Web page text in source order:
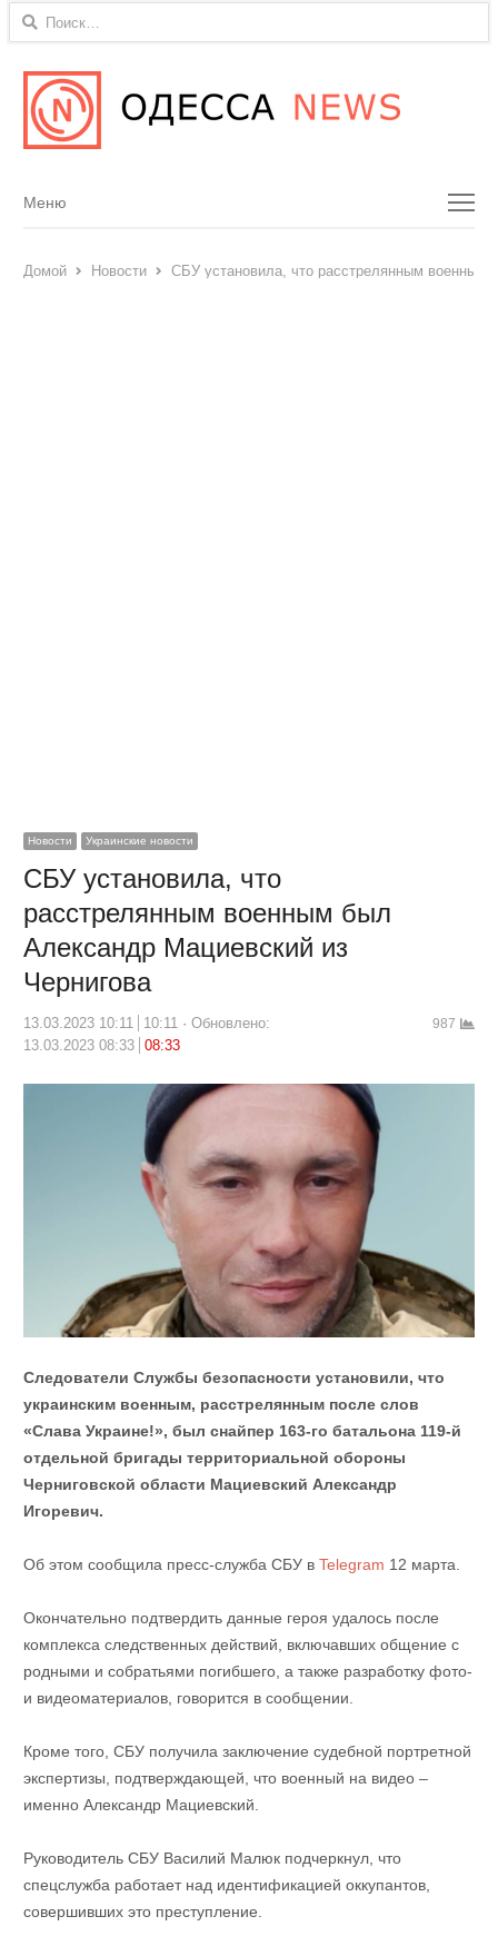
Найти:
Menu
Меню
Домой Новости СБУ установила, что расстрелянным военным
Новости Украинские новости
СБУ установила, что
расстрелянным военным был
Александр Мациевский из
Чернигова
13.03.2023 10:11 10:11
Обновлено:
13.03.2023 08:33
08:33
987
Следователи Службы безопасности установили, что
украинским военным, расстрелянным после слов
«Слава Украине!», был снайпер 163-го батальона 119-й
отдельной бригады территориальной обороны
Черниговской области Мациевский Александр
Игоревич.
Об этом сообщила пресс-служба СБУ в Telegram 12 марта.
Окончательно подтвердить данные героя удалось после
комплекса следственных действий, включавших общение с
родными и собратьями погибшего, а также разработку фото-
и видеоматериалов, говорится в сообщении.
Кроме того, СБУ получила заключение судебной портретной
экспертизы, подтверждающей, что военный на видео –
именно Александр Мациевский.
Руководитель СБУ Василий Малюк подчеркнул, что
спецслужба работает над идентификацией оккупантов,
совершивших это преступление.